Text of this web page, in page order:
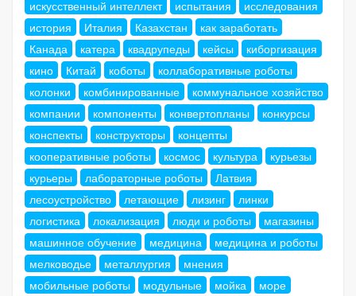
искусственный интеллект
испытания
исследования
история
Италия Казахстан
как заработать
Канада
катера квадрупеды кейсы
киборгизация
кино
Китай коботы
коллаборативные роботы
колонки
комбинированные
коммунальное хозяйство
компании
компоненты конвертопланы
конкурсы
конспекты
конструкторы
концепты
кооперативные роботы
космос культура
курьезы
курьеры
лабораторные роботы
Латвия
лесоустройство
летающие лизинг
линки
логистика
локализация люди и роботы
магазины
машинное обучение
медицина
медицина и роботы
мелководье
металлургия
мнения
мобильные роботы
модульные мойка
море